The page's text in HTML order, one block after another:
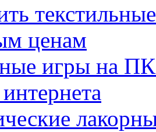
ценам
игры на